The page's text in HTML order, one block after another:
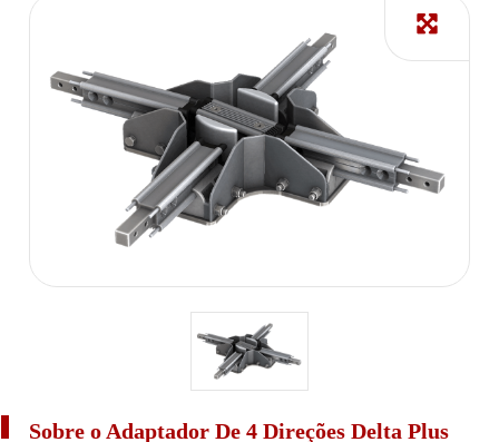
Sobre o Adaptador De 4 Direções Delta Plus